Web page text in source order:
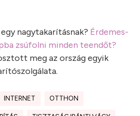
nagytakarításnak? Érdemes-
zsúfolni minden teendőt?
meg az ország egyik
INTERNET OTTHON